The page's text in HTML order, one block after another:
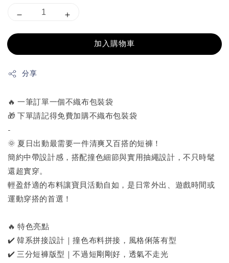
加入購物車
分享
🔥 一筆訂單一個不織布包裝袋
🎁 下單請記得免費加購不織布包裝袋
-
🌞 夏日出動最需要一件清爽又百搭的短褲！
簡約中帶設計感，搭配撞色細節與實用抽繩設計，不只時髦
還超實穿。
輕盈舒適的布料讓寶貝活動自如，是日常外出、遊戲時間或
運動穿搭的首選！
🔥 特色亮點
✔️ 韓系拼接設計｜撞色布料拼接，風格俐落有型
✔️ 三分短褲版型｜不過短剛剛好，透氣不走光